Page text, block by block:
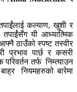
कल्याण, खुशी र
यी आध्यात्मिक
ठाउँको स्पष्ट तस्वीर
प्रभाव पार्छ र कसरी
तर्फ निम्त्याउन
नियमहरुको बारेमा